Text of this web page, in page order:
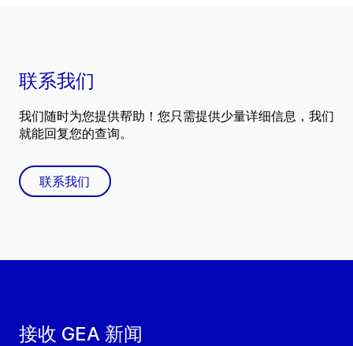
接收 GEA 新闻
联系我们
我们随时为您提供帮助！您只需提供少量详细信息，我们
就能回复您的查询。
联系我们